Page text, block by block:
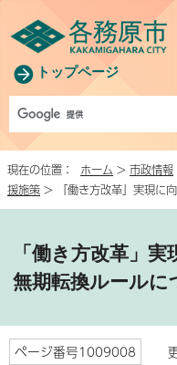
トップページ
現在の位置： ホーム > 市政情報
援施策 > 「働き方改革」実現に
「働き方改革」
無期転換ルールに
ページ番号1009008